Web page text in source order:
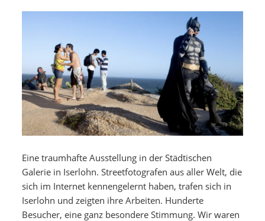
Eine traumhafte Ausstellung in der Städtischen
Galerie in Iserlohn. Streetfotografen aus aller Welt, die
sich im Internet kennengelernt haben, trafen sich in
Iserlohn und zeigten ihre Arbeiten. Hunderte
Besucher, eine ganz besondere Stimmung. Wir waren